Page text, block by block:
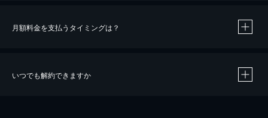
※40％ポイント還元の対象は、クレジットカード決済による作品の購入 / レンタルです。
月額料金を支払うタイミングは？
いつでも解約できますか